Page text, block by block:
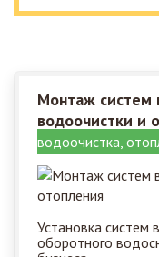
Монтаж систем
водоочистки и
водоочистка,
Установка систем
оборотного